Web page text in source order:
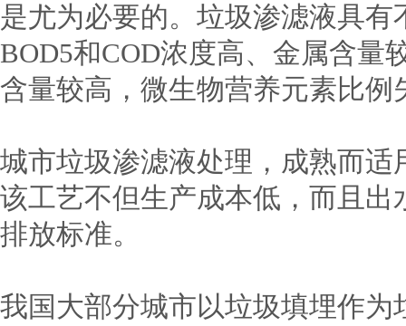
是尤为必要的。垃圾渗滤液具
BOD5和COD浓度高、金属含量
含量较高，微生物营养元素比例
城市垃圾渗滤液处理，成熟而
该工艺不但生产成本低，而且
排放标准。
我国大部分城市以垃圾填埋作